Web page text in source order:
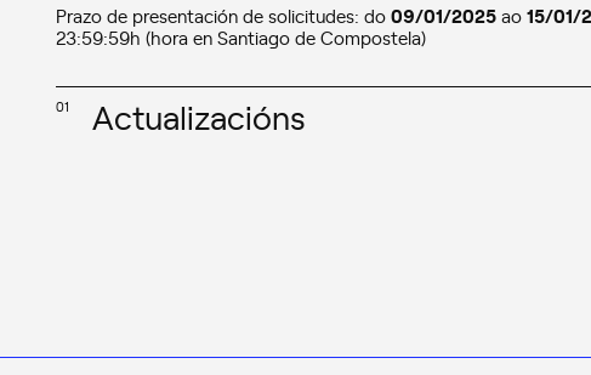
Prazo de presentación de solicitudes: do09/01/2025ao15/01/
23:59:59h (hora en Santiago de Compostela)
01 Actualizacións